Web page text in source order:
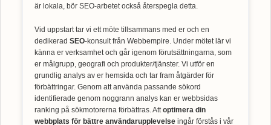
är lokala, bör SEO-arbetet också återspegla detta.
Vid uppstart tar vi ett möte tillsammans med er och en
dedikerad SEO-konsult från Webbempire. Under mötet lär vi
känna er verksamhet och går igenom förutsättningarna, som
er målgrupp, geografi och produkter/tjänster. Vi utför en
grundlig analys av er hemsida och tar fram åtgärder för
förbättringar. Genom att använda passande sökord
identifierade genom noggrann analys kan er webbsidas
ranking på sökmotorerna förbättras. Attoptimera din
webbplats för bättre användarupplevelse ingår förstås i vår